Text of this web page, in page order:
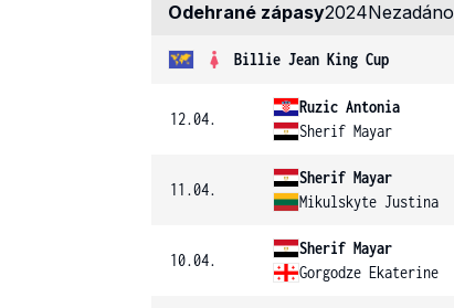
Odehrané zápasy2024Nezadáno
Billie Jean King Cup
12.04.
Ruzic Antonia
Sherif Mayar
11.04.
Sherif Mayar
Mikulskyte Justina
10.04.
Sherif Mayar
Gorgodze Ekaterine